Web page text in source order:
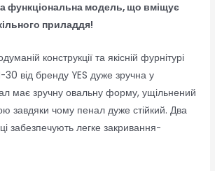
функціональна модель, що вміщує
приладдя!
конструкції та якісній фурнітурі
від бренду YES дуже зручна у
має зручну овальну форму, ущільнений
завдяки чому пенал дуже стійкий. Два
забезпечують легке закривання-